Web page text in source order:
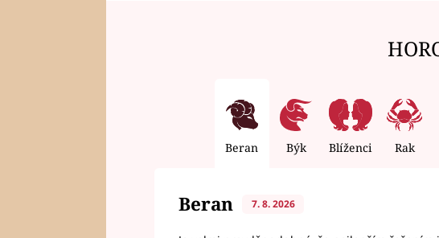
Beran Býk Blíženci Rak
Beran 7. 8. 2026